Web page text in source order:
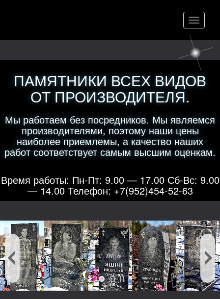
Меню
ПАМЯТНИКИ ВСЕХ ВИДОВ
ОТ ПРОИЗВОДИТЕЛЯ.
Мы работаем без посредников. Мы являемся
производителями, поэтому наши цены
наиболее приемлемы, а качество наших
работ соответствует самым высшим оценкам.
Время работы: Пн-Пт: 9.00 — 17.00 Сб-Вс: 9.00
— 14.00 Телефон: +7(952)454-52-63